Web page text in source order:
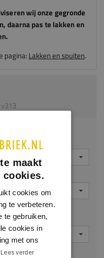
wijonze gegronde
daarna pas te lakken en
pagina:Lakken en spuiten.
maakt
cookies.
cookies om
te verbeteren.
te gebruiken,
cookies in
met ons
Lees verder